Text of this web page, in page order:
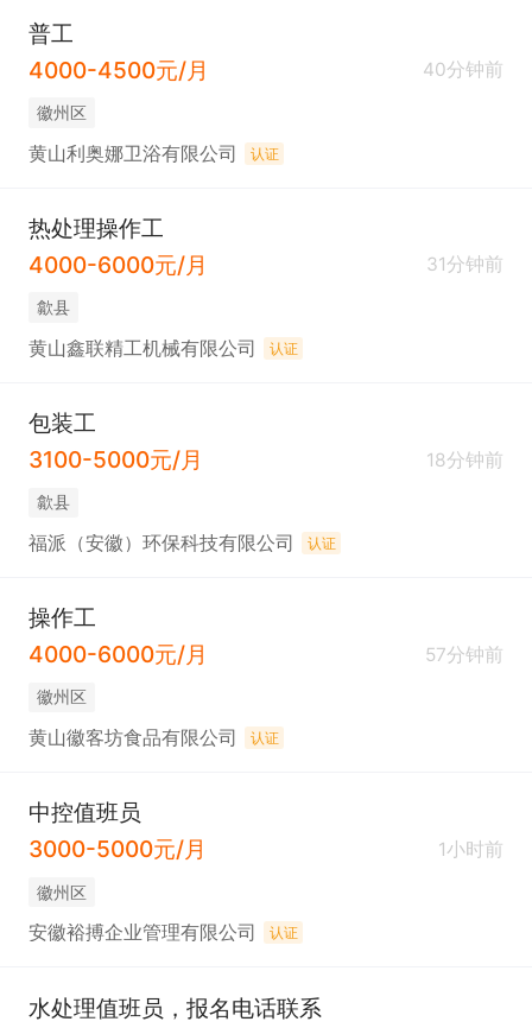
普工
4000-4500元/月
40分钟前
徽州区
黄山利奥娜卫浴有限公司 认证
热处理操作工
4000-6000元/月
31分钟前
歙县
黄山鑫联精工机械有限公司 认证
包装工
3100-5000元/月
18分钟前
歙县
福派（安徽）环保科技有限公司 认证
操作工
4000-6000元/月
57分钟前
徽州区
黄山徽客坊食品有限公司 认证
中控值班员
3000-5000元/月
1小时前
徽州区
安徽裕搏企业管理有限公司 认证
水处理值班员，报名电话联系